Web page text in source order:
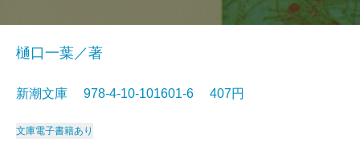
樋口一葉／著
新潮文庫 978-4-10-101601-6 407円
文庫電子書籍あり